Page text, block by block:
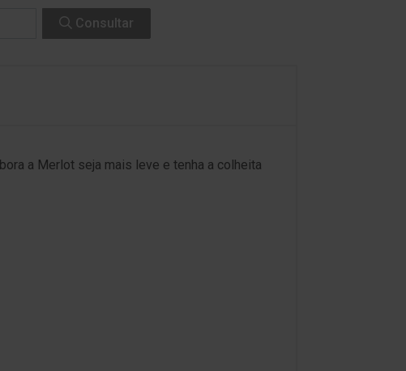
Consultar
a Merlot seja mais leve e tenha a colheita